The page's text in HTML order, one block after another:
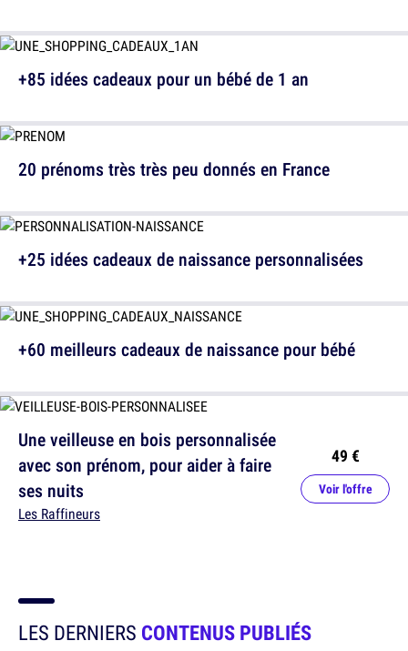
+85 idées cadeaux pour un bébé de 1 an
+25 idées cadeaux de naissance personnalisées
Une veilleuse en bois personnalisée
avec son prénom, pour aider à faire
ses nuits
Les Raffineurs
49 €
Voir l'offre
20 prénoms très très peu donnés en France
+60 meilleurs cadeaux de naissance pour bébé
LES DERNIERS CONTENUS PUBLIÉS